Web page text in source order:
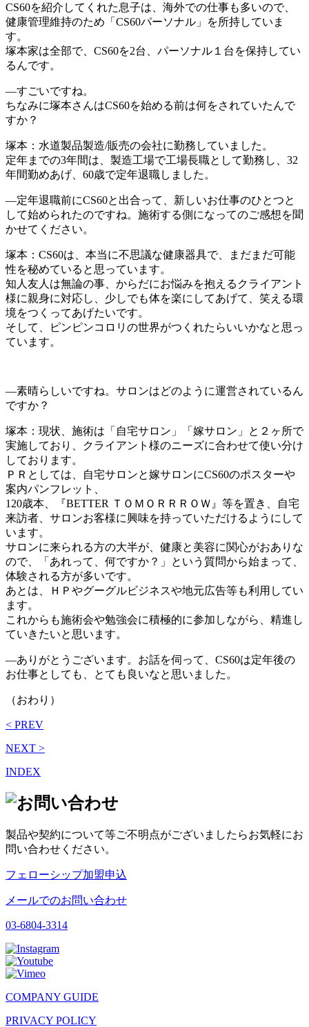
CS60を紹介してくれた息子は、海外での仕事も多いので、
健康管理維持のため「CS60パーソナル」を所持していま
す。
塚本家は全部で、CS60を2台、パーソナル１台を保持してい
るんです。
―すごいですね。
ちなみに塚本さんはCS60を始める前は何をされていたんで
すか？
塚本：水道製品製造/販売の会社に勤務していました。
定年までの3年間は、製造工場で工場長職として勤務し、32
年間勤めあげ、60歳で定年退職しました。
―定年退職前にCS60と出合って、新しいお仕事のひとつと
して始められたのですね。施術する側になってのご感想を聞
かせてください。
塚本：CS60は、本当に不思議な健康器具で、まだまだ可能
性を秘めていると思っています。
知人友人は無論の事、からだにお悩みを抱えるクライアント
様に親身に対応し、少しでも体を楽にしてあげて、笑える環
境をつくってあげたいです。
そして、ピンピンコロリの世界がつくれたらいいかなと思っ
ています。
―素晴らしいですね。サロンはどのように運営されているん
ですか？
塚本：現状、施術は「自宅サロン」「嫁サロン」と２ヶ所で
実施しており、クライアント様のニーズに合わせて使い分け
しております。
ＰＲとしては、自宅サロンと嫁サロンにCS60のポスターや
案内パンフレット、
120歳本、『BETTER ＴＯＭＯＲＲＲＯＷ』等を置き、自宅
来訪者、サロンお客様に興味を持っていただけるようにして
います。
サロンに来られる方の大半が、健康と美容に関心がおありな
ので、「あれって、何ですか？」という質問から始まって、
体験される方が多いです。
あとは、ＨＰやグーグルビジネスや地元広告等も利用してい
ます。
これからも施術会や勉強会に積極的に参加しながら、精進し
ていきたいと思います。
―ありがとうございます。お話を伺って、CS60は定年後の
お仕事としても、とても良いなと思いました。
（おわり）
< PREV
NEXT >
INDEX
製品や契約について等ご不明点がございましたらお気軽にお
問い合わせください。
フェローシップ加盟申込
メールでのお問い合わせ
03-6804-3314
COMPANY GUIDE
PRIVACY POLICY